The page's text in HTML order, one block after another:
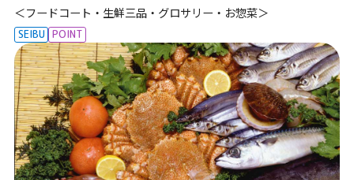
＜フードコート・生鮮三品・グロサリー・お惣菜＞
SEIBU POINT